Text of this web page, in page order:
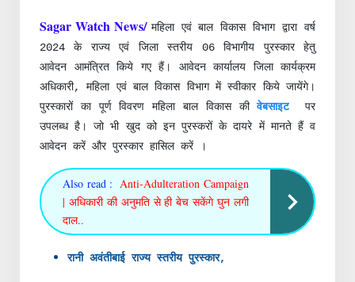
Sagar Watch News/ महिला एवं बाल विकास विभाग द्वारा वर्ष
2024 के राज्य एवं जिला स्तरीय 06 विभागीय पुरस्कार हेतु
आवेदन आमंत्रित किये गए हैं। आवेदन कार्यालय जिला कार्यक्रम
अधिकारी, महिला एवं बाल विकास विभाग में स्वीकार किये जायेंगे।
पुरस्कारों का पूर्ण विवरण महिला बाल विकास कीवेबसाइट
पर
उपलब्ध है। जो भी खुद को इन पुरस्करों के दायरे में मानते हैं व
आवेदन करें और पुरस्कार हासिल करें
।
Also read : Anti-Adulteration Campaign
| अधिकारी की अनुमति से ही बेच सकेंगे घुन लगी
दाल..
रानी अवंतीबाई राज्य स्तरीय पुरस्कार,